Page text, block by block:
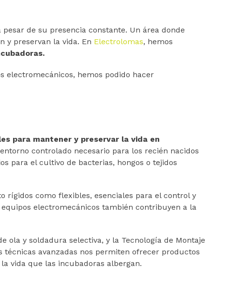
de su presencia constante. Un área donde
y preservan la vida. En Electrolomas, hemos
electromecánicos, hemos podido hacer
para mantener y preservar la vida en
controlado necesario para los recién nacidos
para el cultivo de bacterias, hongos o tejidos
rígidos como flexibles, esenciales para el control y
electromecánicos también contribuyen a la
ola y soldadura selectiva, y la Tecnología de Montaje
técnicas avanzadas nos permiten ofrecer productos
vida que las incubadoras albergan.